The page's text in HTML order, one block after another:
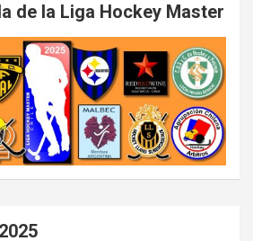
de la Liga Hockey Master